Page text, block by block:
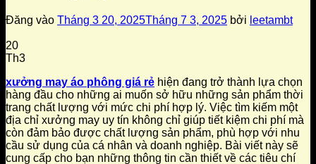
Đăng vào Tháng 3 20, 2025Tháng 7 3, 2025 bởi leetambt
20
Th3
xưởng may áo phông giá rẻ hiện đang trở thành lựa chọn
hàng đầu cho những ai muốn sở hữu những sản phẩm thời
trang chất lượng với mức chi phí hợp lý. Việc tìm kiếm một
địa chỉ xưởng may uy tín không chỉ giúp tiết kiệm chi phí mà
còn đảm bảo được chất lượng sản phẩm, phù hợp với nhu
cầu sử dụng của cá nhân và doanh nghiệp. Bài viết này sẽ
cung cấp cho bạn những thông tin cần thiết về các tiêu chí